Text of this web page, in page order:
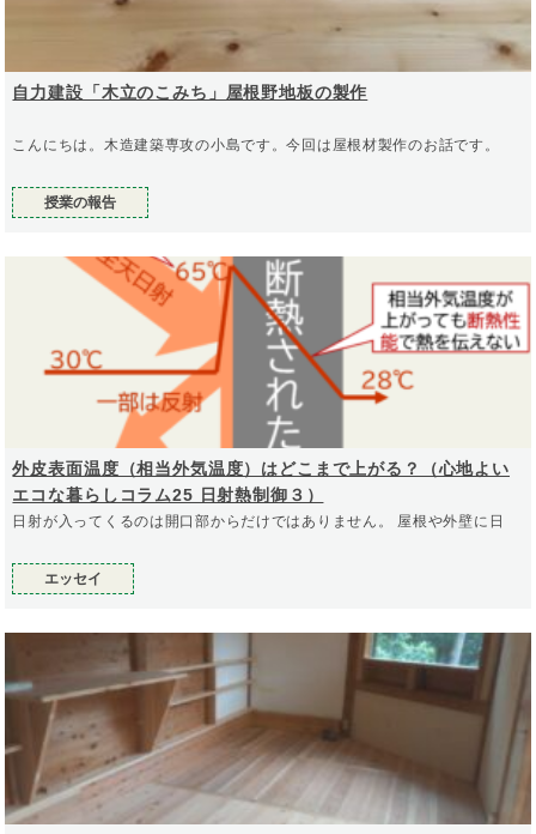
自力建設「木立のこみち」屋根野地板の製作
こんにちは。木造建築専攻の小島です。今回は屋根材製作のお話です。
授業の報告
外皮表面温度（相当外気温度）はどこまで上がる？（心地よい
エコな暮らしコラム25 日射熱制御３）
日射が入ってくるのは開口部からだけではありません。 屋根や外壁に日
エッセイ